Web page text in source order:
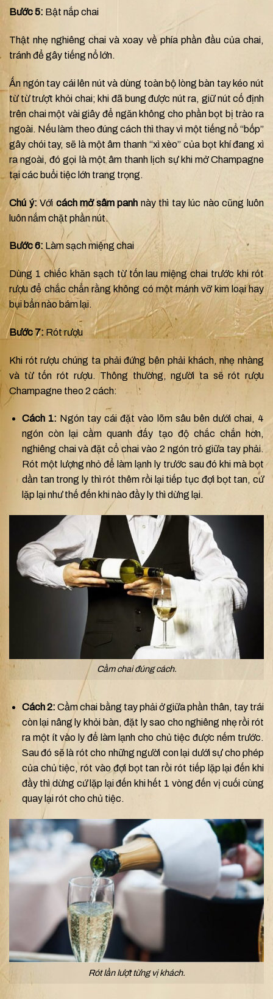
Bước 5: Bật nắp chai
Thật nhẹ nghiêng chai và xoay về phía phần đầu của chai,
tránh để gây tiếng nổ lớn.
Ấn ngón tay cái lên nút và dùng toàn bộ lòng bàn tay kéo nút
từ từ trượt khỏi chai; khi đã bung được nút ra, giữ nút cố định
trên chai một vài giây để ngăn không cho phần bọt bị trào ra
ngoài. Nếu làm theo đúng cách thì thay vì một tiếng nổ “bốp”
gây chói tay, sẽ là một âm thanh “xì xèo” của bọt khí đang xì
ra ngoài, đó gọi là một âm thanh lịch sự khi mở Champagne
tại các buổi tiệc lớn trang trọng.
Chú ý: Với cách mở sâm panh này thì tay lúc nào cũng luôn
luôn nắm chặt phần nút.
Bước 6: Làm sạch miệng chai
Dùng 1 chiếc khăn sạch từ tốn lau miệng chai trước khi rót
rượu để chắc chắn rằng không có một mảnh vỡ kim loại hay
bụi bẩn nào bám lại.
Bước 7: Rót rượu
Khi rót rượu chúng ta phải đứng bên phải khách, nhẹ nhàng
và từ tốn rót rượu.Thông thường, người ta sẽ rót rượu
Champagne theo 2 cách:
Cách 1: Ngón tay cái đặt vào lõm sâu bên dưới chai, 4
ngón còn lại cầm quanh đấy tạo độ chắc chắn hơn,
nghiêng chai và đặt cổ chai vào 2 ngón trỏ giữa tay phải.
Rót một lượng nhỏ để làm lạnh ly trước sau đó khi mà bọt
dần tan trong ly thì rót thêm rồi lại tiếp tục đợi bọt tan, cứ
lặp lại như thế đến khi nào đầy ly thì dừng lại.
Cầm chai đúng cách.
Cách 2: Cầm chai bằng tay phải ở giữa phần thân, tay trái
còn lại nâng ly khỏi bàn, đặt ly sao cho nghiêng nhẹ rồi rót
ra một ít vào ly để làm lạnh cho chủ tiệc được nếm trước.
Sau đó sẽ là rót cho những người con lại dưới sự cho phép
của chủ tiệc, rót vào đợi bọt tan rồi rót tiếp lặp lại đến khi
đầy thì dừng cứ lặp lại đến khi hết 1 vòng đến vị cuối cùng
quay lại rót cho chủ tiệc.
Rót lần lượt từng vị khách.